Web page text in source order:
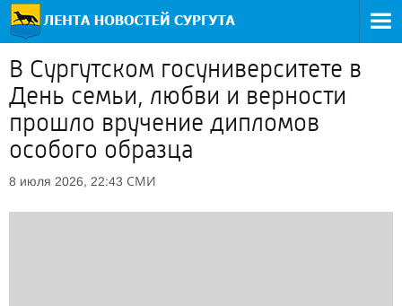
В Сургутском госуниверситете в
День семьи, любви и верности
прошло вручение дипломов
особого образца
8 июля 2026, 22:43 СМИ